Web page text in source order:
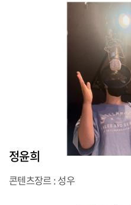
정윤희
콘텐츠장르 : 성우